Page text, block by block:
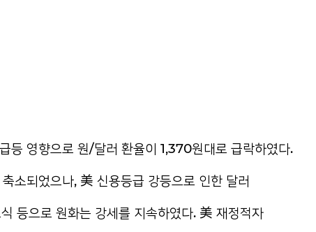
등 영향으로 원/달러 환율이 1,370원대로 급락하였다.
소되었으나, 美 신용등급 강등으로 인한 달러
등으로 원화는 강세를 지속하였다. 美 재정적자